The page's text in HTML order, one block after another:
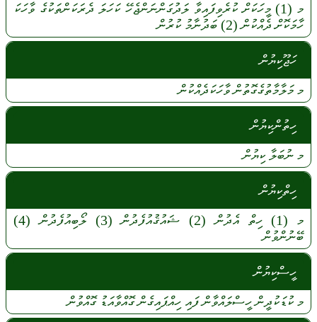
މ (1) މީހަކަށްކުރެވިފައިވާ ލަދުގަންނަންޖެހޭކަހަލަ ދެރަކަންތަކުގެވާހަކަ
ހާމަކޮށްދެއްކުން(2) ބަދުނާމު ކުރުން
ހަޖޫކިޔުން
މމަލާމާތުގެގޮތުންވާހަކަދެއްކުން
ހިތުންކިޔުން
މ ނުބަލާ ކިޔުން
ހިތްކިޔުން
މ (1) ހިތްއެދުން (2) ޝައުޤުއުފެދުން (3) ލޯބިއުފެދުން (4)
ބޭނުންވުން
ހީސްކިޔުން
މ ކުޑަކުދީންހީސްލައްވާންފައި ހިއްޕައިގެންގޮއްވާއަޑުގޮއްވުން